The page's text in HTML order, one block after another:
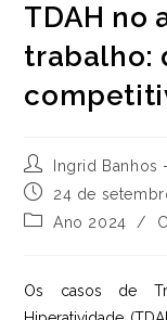
TDAH no
trabalho:
Autor
do
post:
Ingrid Banhos
Post
publicado:
24 de
Categoria
Ano 2024 /
Os casos de